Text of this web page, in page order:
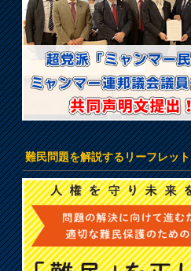
難民問題を解説するリーフレット